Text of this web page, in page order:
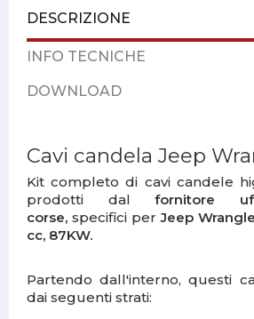
DESCRIZIONE
INFO TECNICHE
DOWNLOAD
Cavi candela Jeep
Kit completo di cavi candele
prodotti dal fornitore
corse, specifici perJeep
cc, 87KW.
Partendo dall'interno, questi
dai seguenti strati: